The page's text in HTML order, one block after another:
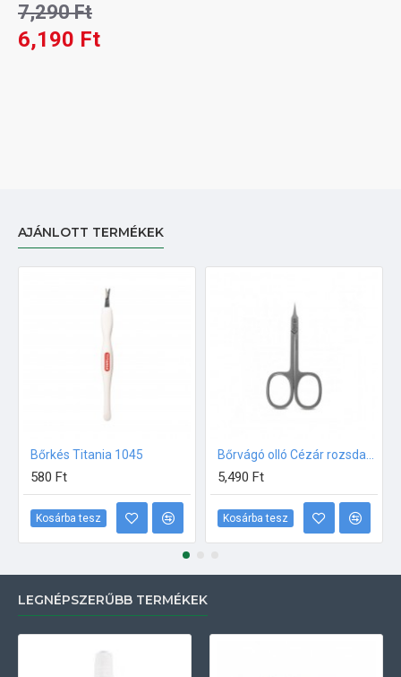
6,190 Ft
7,290 Ft
AJÁNLOTT TERMÉKEK
Bőrkés Titania 1045
580 Ft
Kosárba tesz
5,490 Ft
Kosárba tesz
LEGNÉPSZERŰBB TERMÉKEK